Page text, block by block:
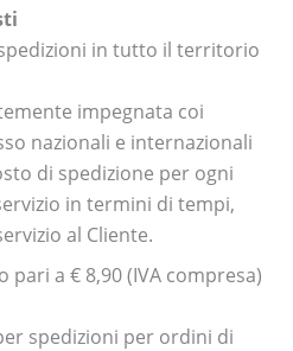
in tutto il territorio
impegnata coi
nazionali e internazionali
di spedizione per ogni
in termini di tempi,
al Cliente.
pari a € 8,90 (IVA compresa)
spedizioni per ordini di